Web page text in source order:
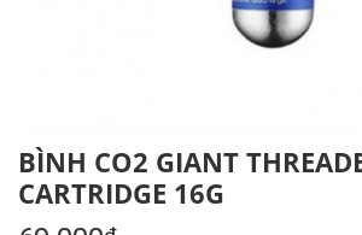
BÌNH CO2 GIANT
CARTRIDGE 16G